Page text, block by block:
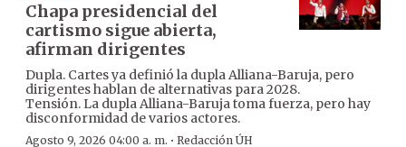
Chapa presidencial del
cartismo sigue abierta,
afirman dirigentes
Dupla. Cartes ya definió la dupla Alliana-Baruja, pero
dirigentes hablan de alternativas para 2028.
Tensión. La dupla Alliana-Baruja toma fuerza, pero hay
disconformidad de varios actores.
Agosto 9, 2026 04:00 a. m. · Redacción ÚH